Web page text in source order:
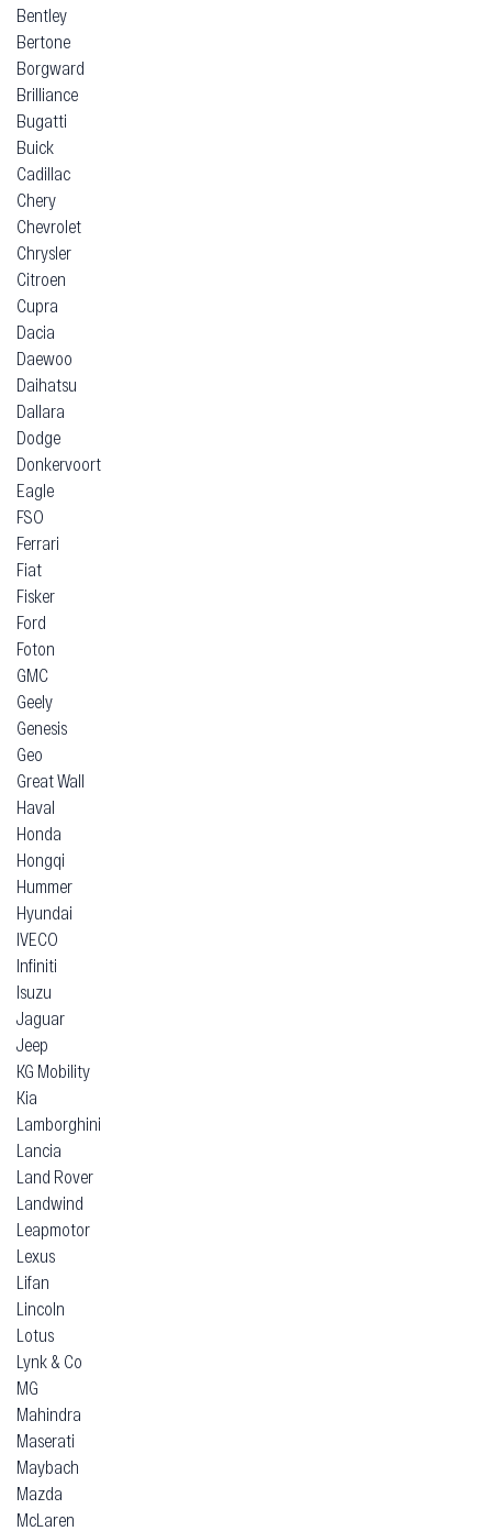
Bentley
Bertone
Borgward
Brilliance
Bugatti
Buick
Cadillac
Chery
Chevrolet
Chrysler
Citroen
Cupra
Dacia
Daewoo
Daihatsu
Dallara
Dodge
Donkervoort
Eagle
FSO
Ferrari
Fiat
Fisker
Ford
Foton
GMC
Geely
Genesis
Geo
Great Wall
Haval
Honda
Hongqi
Hummer
Hyundai
IVECO
Infiniti
Isuzu
Jaguar
Jeep
KG Mobility
Kia
Lamborghini
Lancia
Land Rover
Landwind
Leapmotor
Lexus
Lifan
Lincoln
Lotus
Lynk & Co
MG
Mahindra
Maserati
Maybach
Mazda
McLaren